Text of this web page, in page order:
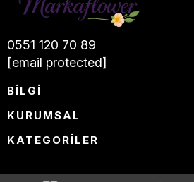
0551 120 70 89
[email protected]
BİLGİ
KURUMSAL
KATEGORİLER